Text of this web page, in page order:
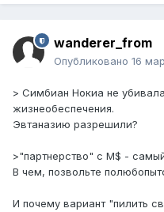
wanderer_from
Опубликовано 16
> Симбиан Нокиа не
жизнеобеспечения.
Эвтаназию разрешили?
>"партнерство" с M$ -
В чем, позвольте
И почему вариант "пилить